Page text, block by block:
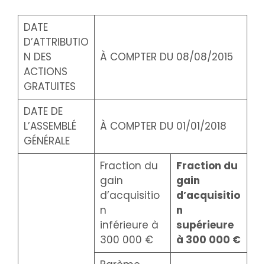
DATE
D’ATTRIBUTIO
N DES
ACTIONS
GRATUITES
À COMPTER DU 08/08/2015
DATE DE
L’ASSEMBLÉ
GÉNÉRALE
À COMPTER DU 01/01/2018
Fraction du
gain
d’acquisitio
n
inférieure à
300 000 €
Fraction du
gain
d’acquisitio
n
supérieure
à 300 000 €